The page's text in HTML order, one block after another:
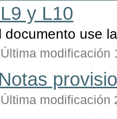
y L10
documento use
Última modificación
Última modificación